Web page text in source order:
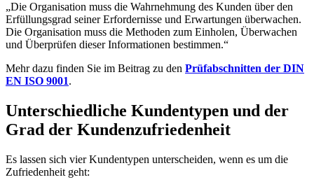
„Die Organisation muss die Wahrnehmung des Kunden über den
Erfüllungsgrad seiner Erfordernisse und Erwartungen überwachen.
Die Organisation muss die Methoden zum Einholen, Überwachen
und Überprüfen dieser Informationen bestimmen.“
Mehr dazu finden Sie im Beitrag zu den Prüfabschnitten der DIN
EN ISO 9001.
Unterschiedliche Kundentypen und der
Grad der Kundenzufriedenheit
Es lassen sich vier Kundentypen unterscheiden, wenn es um die
Zufriedenheit geht: